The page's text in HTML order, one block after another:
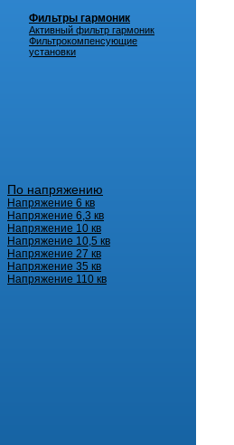
Фильтры гармоник
Активный фильтр гармоник
Фильтрокомпенсующие
установки
По напряжению
Напряжение 6 кв
Напряжение 6,3 кв
Напряжение 10 кв
Напряжение 10,5 кв
Напряжение 27 кв
Напряжение 35 кв
Напряжение 110 кв